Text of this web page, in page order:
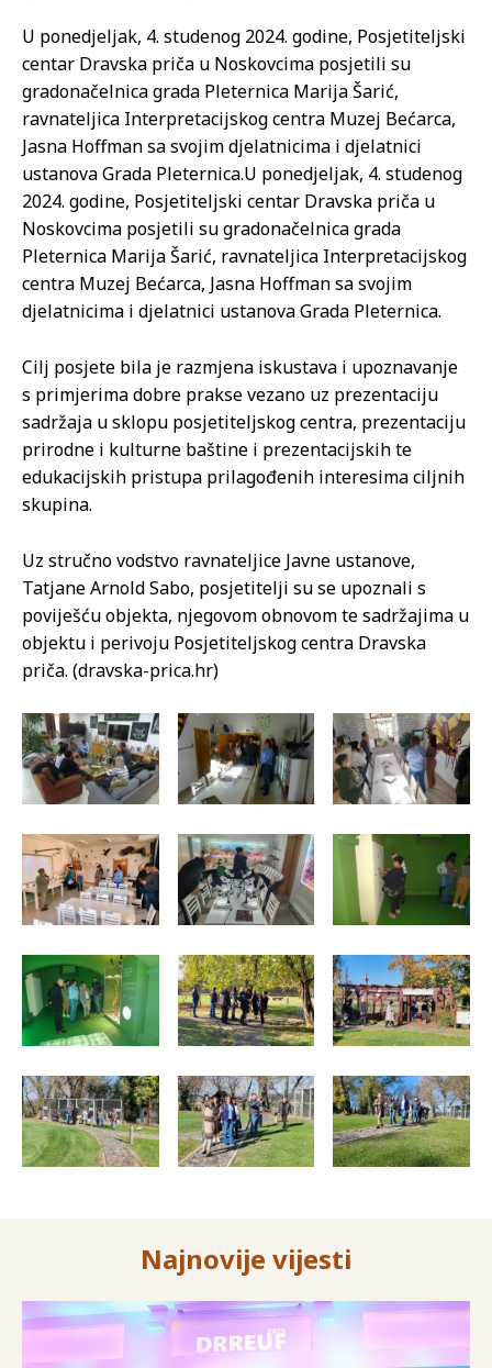
U ponedjeljak, 4. studenog 2024. godine, Posjetiteljski
centar Dravska priča u Noskovcima posjetili su
gradonačelnica grada Pleternica Marija Šarić,
ravnateljica Interpretacijskog centra Muzej Bećarca,
Jasna Hoffman sa svojim djelatnicima i djelatnici
ustanova Grada Pleternica.U ponedjeljak, 4. studenog
2024. godine, Posjetiteljski centar Dravska priča u
Noskovcima posjetili su gradonačelnica grada
Pleternica Marija Šarić, ravnateljica Interpretacijskog
centra Muzej Bećarca, Jasna Hoffman sa svojim
djelatnicima i djelatnici ustanova Grada Pleternica.
Cilj posjete bila je razmjena iskustava i upoznavanje
s primjerima dobre prakse vezano uz prezentaciju
sadržaja u sklopu posjetiteljskog centra, prezentaciju
prirodne i kulturne baštine i prezentacijskih te
edukacijskih pristupa prilagođenih interesima ciljnih
skupina.
Uz stručno vodstvo ravnateljice Javne ustanove,
Tatjane Arnold Sabo, posjetitelji su se upoznali s
poviješću objekta, njegovom obnovom te sadržajima u
objektu i perivoju Posjetiteljskog centra Dravska
priča. (dravska-prica.hr)
Najnovije vijesti